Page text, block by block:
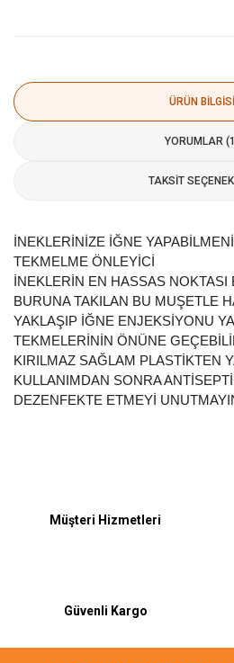
ÜRÜN BILGISI
YORUMLAR
TAKSIT
İNEKLERİNİZE İĞNE
TEKMELME ÖNLEYİCİ
İNEKLERİN EN HASSAS NOKTASI
BURUNA TAKILAN BU MUŞETLE
YAKLAŞIP İĞNE ENJEKSİYONU
TEKMELERİNİN ÖNÜNE
KIRILMAZ SAĞLAM PLASTİKTEN
KULLANIMDAN SONRA
DEZENFEKTE ETMEYİ
iğne aldım
tavsiye edeceğim
Müşteri Hizmetleri
Güvenli Kargo